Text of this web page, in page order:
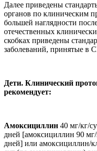
Далее приведены
органов по клиническим
большей наглядности
отечественных
скобках приведены
заболеваний, принятые в
Дети. Клинический
рекомендует:
Амоксициллин 40 мг/кг/
дней [амоксициллин 90
дней] или амоксициллин/